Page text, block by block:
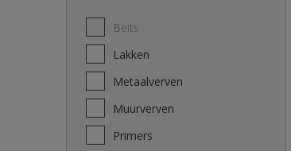
Beits
Lakken
Metaalverven
Muurverven
Primers